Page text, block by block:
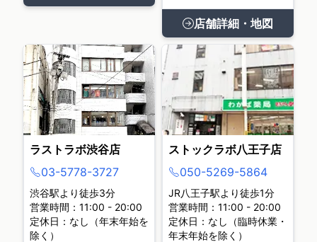
店舗詳細・地図
ラストラボ渋谷店
03-5778-3727
渋谷駅より徒歩3分
営業時間：11:00 - 20:00
定休日：なし（年末年始を
除く）
ストックラボ八王子店
050-5269-5864
JR八王子駅より徒歩1分
営業時間：11:00 - 20:00
定休日：なし（臨時休業・
年末年始を除く）